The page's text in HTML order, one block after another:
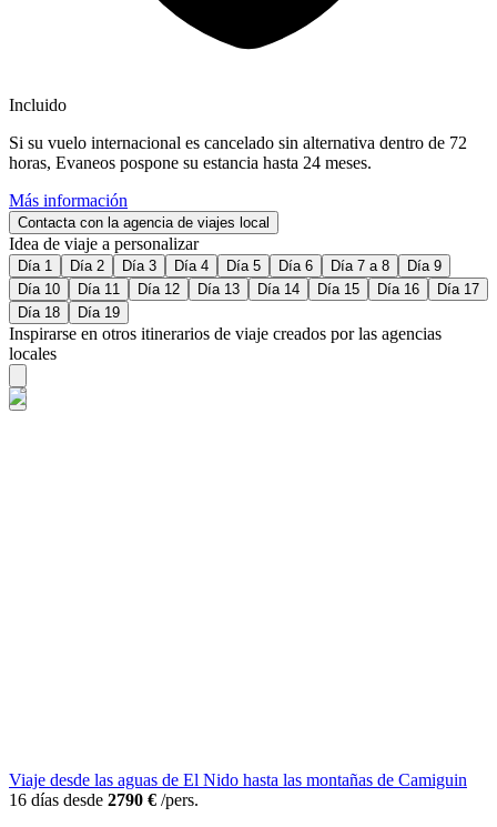
Incluido
Si su vuelo internacional es cancelado sin alternativa dentro de 72
horas, Evaneos pospone su estancia hasta 24 meses.
Más información
Contacta con la agencia de viajes local
Idea de viaje a personalizar
Día 1 Día 2 Día 3 Día 4 Día 5 Día 6 Día 7 a 8
Día 9
Día 10
Día 11 Día 12 Día 13 Día 14 Día 15 Día 16
Día 17
Día 18
Día 19
Inspirarse en otros itinerarios de viaje creados por las agencias
locales
Viaje desde las aguas de El Nido hasta las montañas de Camiguin
16 días desde 2790 € /pers.